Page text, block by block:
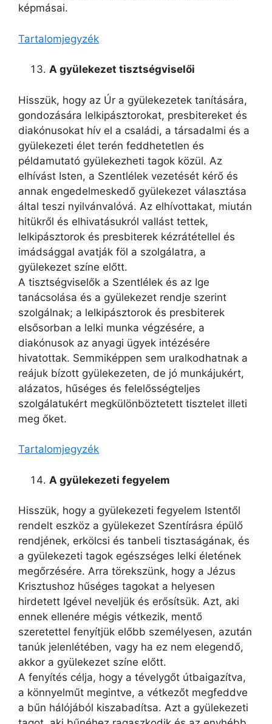
képmásai.
Tartalomjegyzék
A gyülekezet tisztségviselői
Hisszük, hogy az Úr a gyülekezetek tanítására,
gondozására lelkipásztorokat, presbitereket és
diakónusokat hív el a családi, a társadalmi és a
gyülekezeti élet terén feddhetetlen és
példamutató gyülekezheti tagok közül. Az
elhívást Isten, a Szentlélek vezetését kérő és
annak engedelmeskedő gyülekezet választása
által teszi nyilvánvalóvá. Az elhívottakat, miután
hitükről és elhivatásukról vallást tettek,
lelkipásztorok és presbiterek kézrátétellel és
imádsággal avatják föl a szolgálatra, a
gyülekezet színe előtt.
A tisztségviselők a Szentlélek és az Ige
tanácsolása és a gyülekezet rendje szerint
szolgálnak; a lelkipásztorok és presbiterek
elsősorban a lelki munka végzésére, a
diakónusok az anyagi ügyek intézésére
hivatottak. Semmiképpen sem uralkodhatnak a
reájuk bízott gyülekezeten, de jó munkájukért,
alázatos, hűséges és felelősségteljes
szolgálatukért megkülönböztetett tisztelet illeti
meg őket.
Tartalomjegyzék
A gyülekezeti fegyelem
Hisszük, hogy a gyülekezeti fegyelem Istentől
rendelt eszköz a gyülekezet Szentírásra épülő
rendjének, erkölcsi és tanbeli tisztaságának, és
a gyülekezeti tagok egészséges lelki életének
megőrzésére. Arra törekszünk, hogy a Jézus
Krisztushoz hűséges tagokat a helyesen
hirdetett Igével neveljük és erősítsük. Azt, aki
ennek ellenére mégis vétkezik, mentő
szeretettel fenyítjük előbb személyesen, azután
tanúk jelenlétében, vagy ha ez nem elegendő,
akkor a gyülekezet színe előtt.
A fenyítés célja, hogy a tévelygőt útbaigazítva,
a könnyelműt megintve, a vétkezőt megfeddve
a bűn hálójából kiszabadítsa. Azt a gyülekezeti